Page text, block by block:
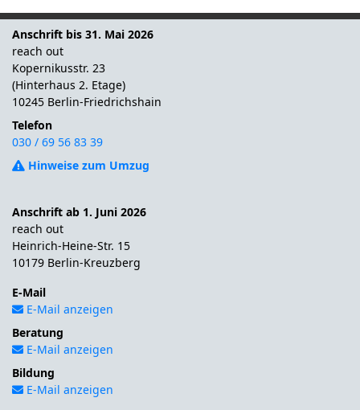
Anschrift bis 31. Mai 2026
reach out
Kopernikusstr. 23
(Hinterhaus 2. Etage)
10245 Berlin-Friedrichshain
Telefon
030 / 69 56 83 39
Hinweise zum Umzug
Anschrift ab 1. Juni 2026
reach out
Heinrich-Heine-Str. 15
10179 Berlin-Kreuzberg
E-Mail
E-Mail anzeigen
Beratung
E-Mail anzeigen
Bildung
E-Mail anzeigen